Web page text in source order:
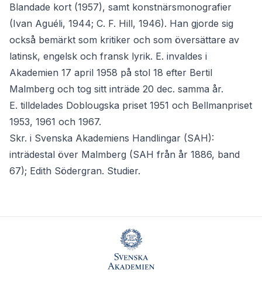
Blandade kort (1957), samt konstnärsmonografier
(Ivan Aguéli, 1944; C. F. Hill, 1946). Han gjorde sig
också bemärkt som kritiker och som översättare av
latinsk, engelsk och fransk lyrik. E. invaldes i
Akademien 17 april 1958 på stol 18 efter Bertil
Malmberg och tog sitt inträde 20 dec. samma år.
E. tilldelades Doblougska priset 1951 och Bellmanpriset
1953, 1961 och 1967.
Skr. i Svenska Akademiens Handlingar (SAH):
inträdestal över Malmberg (SAH från år 1886, band
67); Edith Södergran. Studier.